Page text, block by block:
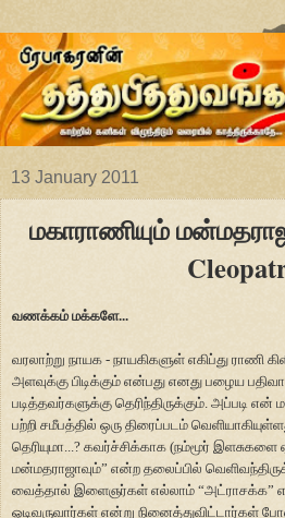
13 January 2011
மகாராணியும்
வணக்கம் மக்களே...
வரலாற்று நாயக - நாயகிகளுள் எகிப்து ராணி
அளவுக்கு பிடிக்கும் என்பது எனது பழைய
படித்தவர்களுக்கு தெரிந்திருக்கும். அப்படி
பற்றி சமீபத்தில் ஒரு திரைப்படம்
தெரியுமா...? கவர்ச்சிக்காக (நம்மூர்
மன்மதராஜாவும்” என்ற தலைப்பில்
வைத்தால் இளைஞர்கள் எல்லாம் “அட்ராசக்க”
ஓடிவருவார்கள் என்று நினைத்துவிட்டார்கள்